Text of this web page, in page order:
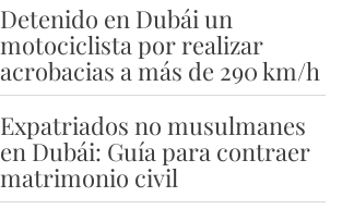
Detenido en Dubái un
motociclista por realizar
acrobacias a más de 290 km/h
Expatriados no musulmanes
en Dubái: Guía para contraer
matrimonio civil